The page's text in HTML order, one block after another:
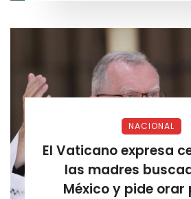
NACIONAL
El Vaticano expresa
las madres
México y pide orar